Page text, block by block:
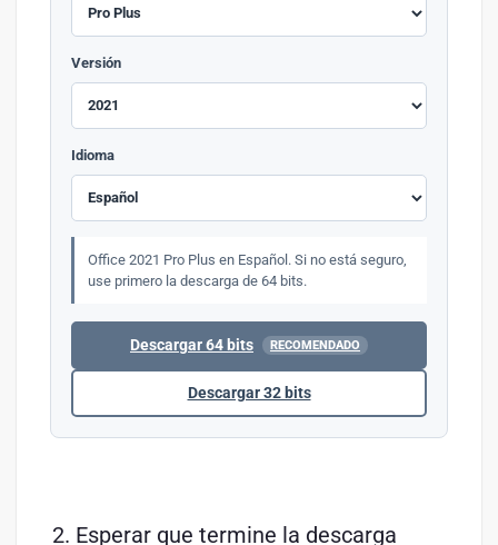
Versión
Idioma
Office 2021 Pro Plus en Español. Si no está seguro,
use primero la descarga de 64 bits.
Descargar 64 bits RECOMENDADO
Descargar 32 bits
Esperar que termine la descarga